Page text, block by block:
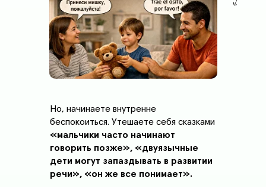
Но, начинаете внутренне
беспокоиться. Утешаете себя сказками
«мальчики часто начинают
говорить позже», «двуязычные
дети могут запаздывать в развитии
речи», «он же все понимает».